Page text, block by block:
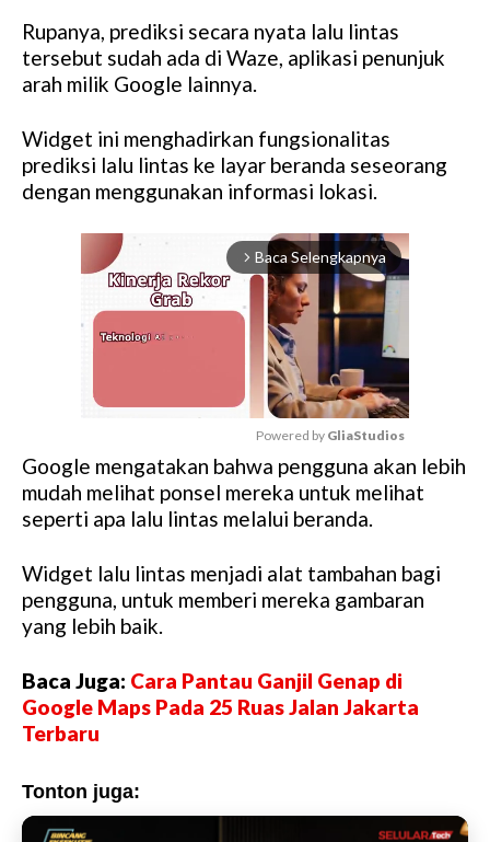
Rupanya, prediksi secara nyata lalu lintas
tersebut sudah ada di Waze, aplikasi penunjuk
arah milik Google lainnya.
Widget ini menghadirkan fungsionalitas
prediksi lalu lintas ke layar beranda seseorang
dengan menggunakan informasi lokasi.
arrow_forward_ios Baca Selengkapnya
M
u
t
Powered by GliaStudios
Google mengatakan bahwa pengguna akan lebih
mudah melihat ponsel mereka untuk melihat
seperti apa lalu lintas melalui beranda.
Widget lalu lintas menjadi alat tambahan bagi
pengguna, untuk memberi mereka gambaran
yang lebih baik.
Baca Juga: Cara Pantau Ganjil Genap di
Google Maps Pada 25 Ruas Jalan Jakarta
Terbaru
Tonton juga: